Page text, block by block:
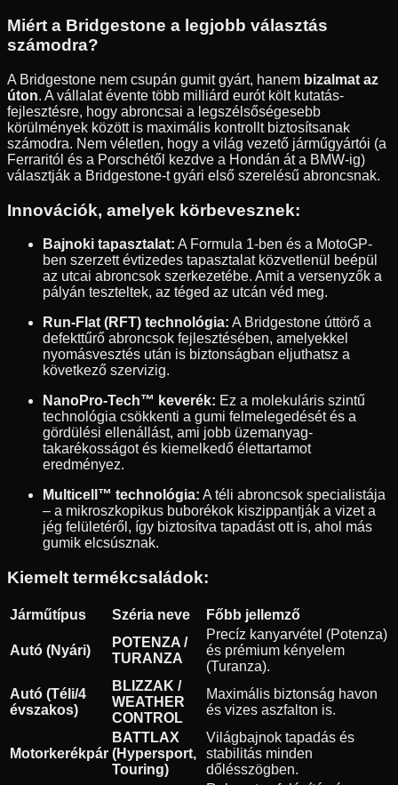
Miért a Bridgestone a legjobb választás
számodra?
A Bridgestone nem csupán gumit gyárt, hanem bizalmat az
úton. A vállalat évente több milliárd eurót költ kutatás-
fejlesztésre, hogy abroncsai a legszélsőségesebb
körülmények között is maximális kontrollt biztosítsanak
számodra. Nem véletlen, hogy a világ vezető járműgyártói (a
Ferraritól és a Porschétől kezdve a Hondán át a BMW-ig)
választják a Bridgestone-t gyári első szerelésű abroncsnak.
Innovációk, amelyek körbevesznek:
Bajnoki tapasztalat: A Formula 1-ben és a MotoGP-
ben szerzett évtizedes tapasztalat közvetlenül beépül
az utcai abroncsok szerkezetébe. Amit a versenyzők a
pályán teszteltek, az téged az utcán véd meg.
Run-Flat (RFT) technológia: A Bridgestone úttörő a
defekttűrő abroncsok fejlesztésében, amelyekkel
nyomásvesztés után is biztonságban eljuthatsz a
következő szervizig.
NanoPro-Tech™ keverék: Ez a molekuláris szintű
technológia csökkenti a gumi felmelegedését és a
gördülési ellenállást, ami jobb üzemanyag-
takarékosságot és kiemelkedő élettartamot
eredményez.
Multicell™ technológia: A téli abroncsok specialistája
– a mikroszkopikus buborékok kiszippantják a vizet a
jég felületéről, így biztosítva tapadást ott is, ahol más
gumik elcsúsznak.
Kiemelt termékcsaládok:
Járműtípus Széria neve Főbb jellemző
Autó (Nyári)
POTENZA /
TURANZA
Precíz kanyarvétel (Potenza)
és prémium kényelem
(Turanza).
Autó (Téli/4
évszakos)
BLIZZAK /
WEATHER
CONTROL
Maximális biztonság havon
és vizes aszfalton is.
Motorkerékpár
BATTLAX
(Hypersport,
Touring)
Világbajnok tapadás és
stabilitás minden
dőlésszögben.